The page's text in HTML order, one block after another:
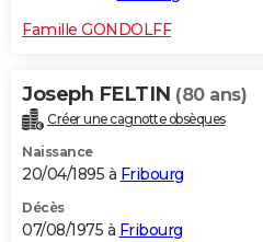
Famille GONDOLFF
Joseph FELTIN (80 ans)
Créer une cagnotte obsèques
Naissance
20/04/1895 à Fribourg
Décès
07/08/1975 à Fribourg